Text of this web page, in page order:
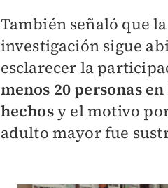
También señaló que la
investigación sigue
esclarecer la
menos 20 personas
hechosy el motivo
adulto mayor fue